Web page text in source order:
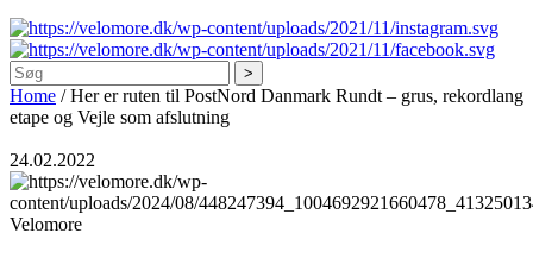
Søg
Home /Her er ruten til PostNord Danmark Rundt – grus, rekordlang
etape og Vejle som afslutning
24.02.2022
Velomore